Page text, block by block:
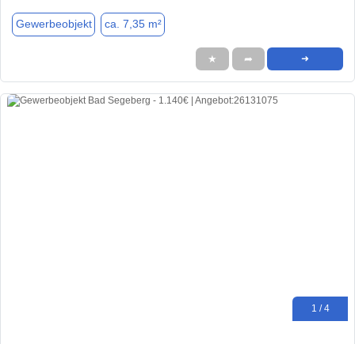
Gewerbeobjekt ca. 7,35 m²
★ ➦ ➜
1 / 4